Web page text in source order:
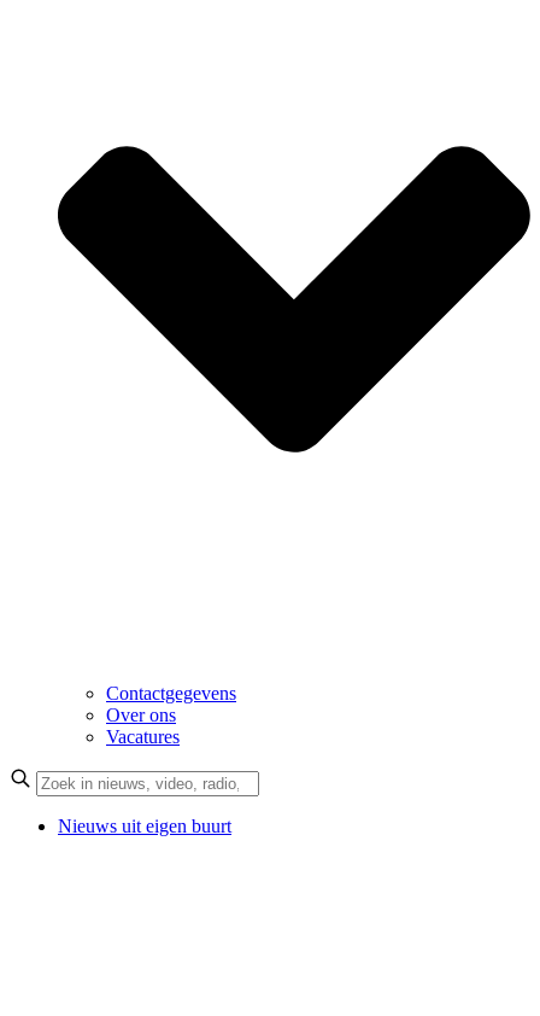
Contactgegevens
Over ons
Vacatures
Nieuws uit eigen buurt